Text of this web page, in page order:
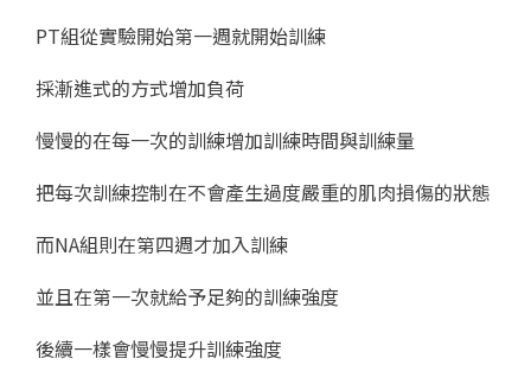
PT組從實驗開始第一週就開始訓練
採漸進式的方式增加負荷
慢慢的在每一次的訓練增加訓練時間與訓練量
把每次訓練控制在不會產生過度嚴重的肌肉損傷的狀態
而NA組則在第四週才加入訓練
並且在第一次就給予足夠的訓練強度
後續一樣會慢慢提升訓練強度